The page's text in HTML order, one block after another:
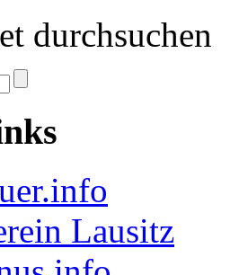
durchsuchen
Lausitz